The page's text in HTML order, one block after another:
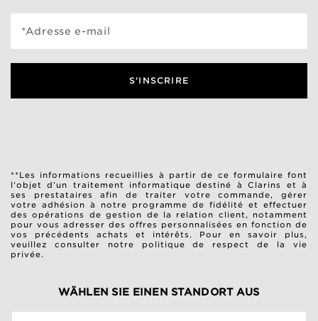
*Adresse e-mail
S'INSCRIRE
**Les informations recueillies à partir de ce formulaire font
l’objet d’un traitement informatique destiné à Clarins et à
ses prestataires afin de traiter votre commande, gérer
votre adhésion à notre programme de fidélité et effectuer
des opérations de gestion de la relation client, notamment
pour vous adresser des offres personnalisées en fonction de
vos précédents achats et intérêts. Pour en savoir plus,
veuillez consulter notre
politique de respect de la vie
privée.
WÄHLEN SIE EINEN STANDORT AUS